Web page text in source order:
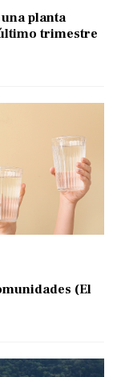
planta
trimestre
(El